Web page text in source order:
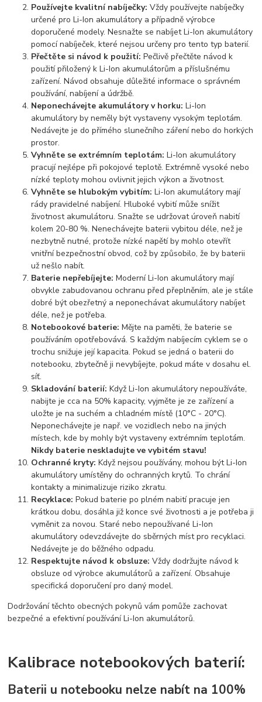
Používejte kvalitní nabíječky: Vždy používejte nabíječky
určené pro Li-Ion akumulátory a případně výrobce
doporučené modely. Nesnažte se nabíjet Li-Ion akumulátory
pomocí nabíječek, které nejsou určeny pro tento typ baterií.
Přečtěte si návod k použití: Pečlivě přečtěte návod k
použití přiložený k Li-Ion akumulátorům a příslušnému
zařízení. Návod obsahuje důležité informace o správném
používání, nabíjení a údržbě.
Neponechávejte akumulátory v horku: Li-Ion
akumulátory by neměly být vystaveny vysokým teplotám.
Nedávejte je do přímého slunečního záření nebo do horkých
prostor.
Vyhněte se extrémním teplotám: Li-Ion akumulátory
pracují nejlépe při pokojové teplotě. Extrémně vysoké nebo
nízké teploty mohou ovlivnit jejich výkon a životnost.
Vyhněte se hlubokým vybitím: Li-Ion akumulátory mají
rády pravidelné nabíjení. Hluboké vybití může snížit
životnost akumulátoru. Snažte se udržovat úroveň nabití
kolem 20-80 %. Nenechávejte baterii vybitou déle, než je
nezbytně nutné, protože nízké napětí by mohlo otevřít
vnitřní bezpečnostní obvod, což by způsobilo, že by baterii
už nešlo nabít.
Baterie nepřebíjejte: Moderní Li-Ion akumulátory mají
obvykle zabudovanou ochranu před přeplněním, ale je stále
dobré být obezřetný a neponechávat akumulátory nabíjet
déle, než je potřeba.
Notebookové baterie: Mějte na paměti, že baterie se
používáním opotřebovává. S každým nabíjecím cyklem se o
trochu snižuje její kapacita. Pokud se jedná o baterii do
notebooku, zbytečně ji nevybíjejte, pokud máte v dosahu el.
síť.
Skladování baterií: Když Li-Ion akumulátory nepoužíváte,
nabijte je cca na 50% kapacity, vyjměte je ze zařízení a
uložte je na suchém a chladném místě (10°C - 20°C).
Neponechávejte je např. ve vozidlech nebo na jiných
místech, kde by mohly být vystaveny extrémním teplotám.
Nikdy baterie neskladujte ve vybitém stavu!
Ochranné kryty: Když nejsou používány, mohou být Li-Ion
akumulátory umístěny do ochranných krytů. To chrání
kontakty a minimalizuje riziko zkratu.
Recyklace:Pokud baterie po plném nabití pracuje jen
krátkou dobu, dosáhla již konce své životnosti a je potřeba ji
vyměnit za novou. Staré nebo nepoužívané Li-Ion
akumulátory odevzdávejte do sběrných míst pro recyklaci.
Nedávejte je do běžného odpadu.
Respektujte návod k obsluze: Vždy dodržujte návod k
obsluze od výrobce akumulátorů a zařízení. Obsahuje
specifická doporučení pro daný model.
Dodržování těchto obecných pokynů vám pomůže zachovat
bezpečné a efektivní používání Li-Ion akumulátorů.
Kalibrace notebookových baterií:
Baterii u notebooku nelze nabít na 100%